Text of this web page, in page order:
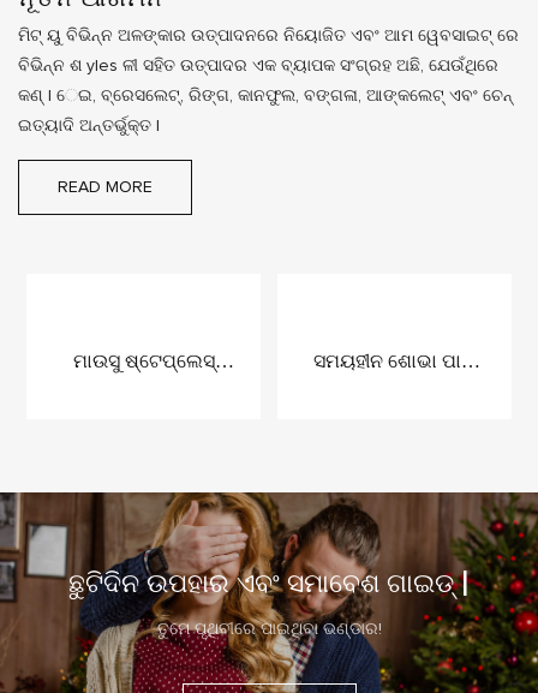
ମିଟ୍ ୟୁ ବିଭିନ୍ନ ଅଳଙ୍କାର ଉତ୍ପାଦନରେ ନିୟୋଜିତ ଏବଂ ଆମ ୱେବସାଇଟ୍ ରେ
ବିଭିନ୍ନ ଶ yles ଳୀ ସହିତ ଉତ୍ପାଦର ଏକ ବ୍ୟାପକ ସଂଗ୍ରହ ଅଛି, ଯେଉଁଥିରେ
କଣ୍ l େଇ, ବ୍ରେସଲେଟ୍, ରିଙ୍ଗ, କାନଫୁଲ, ବଙ୍ଗଳା, ଆଙ୍କଲେଟ୍ ଏବଂ ଚେନ୍
ଇତ୍ୟାଦି ଅନ୍ତର୍ଭୁକ୍ତ |
READ MORE
ମାଉସୁ ଷ୍ଟେପ୍ଲେସ୍
ସମୟହୀନ ଶୋଭା ପାଇଁ
ଛୁଟିଦିନ ଉପହାର ଏବଂ ସମାବେଶ ଗାଇଡ୍ |
ତୁମେ ପୃଥିବୀରେ ପାଇଥିବା ଭଣ୍ଡାର!